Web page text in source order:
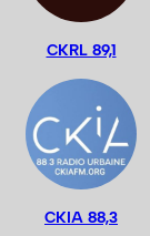
CKRL 89,1
CKIA 88,3